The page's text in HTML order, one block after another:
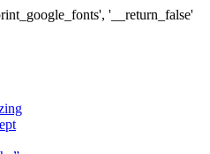
'__return_false'